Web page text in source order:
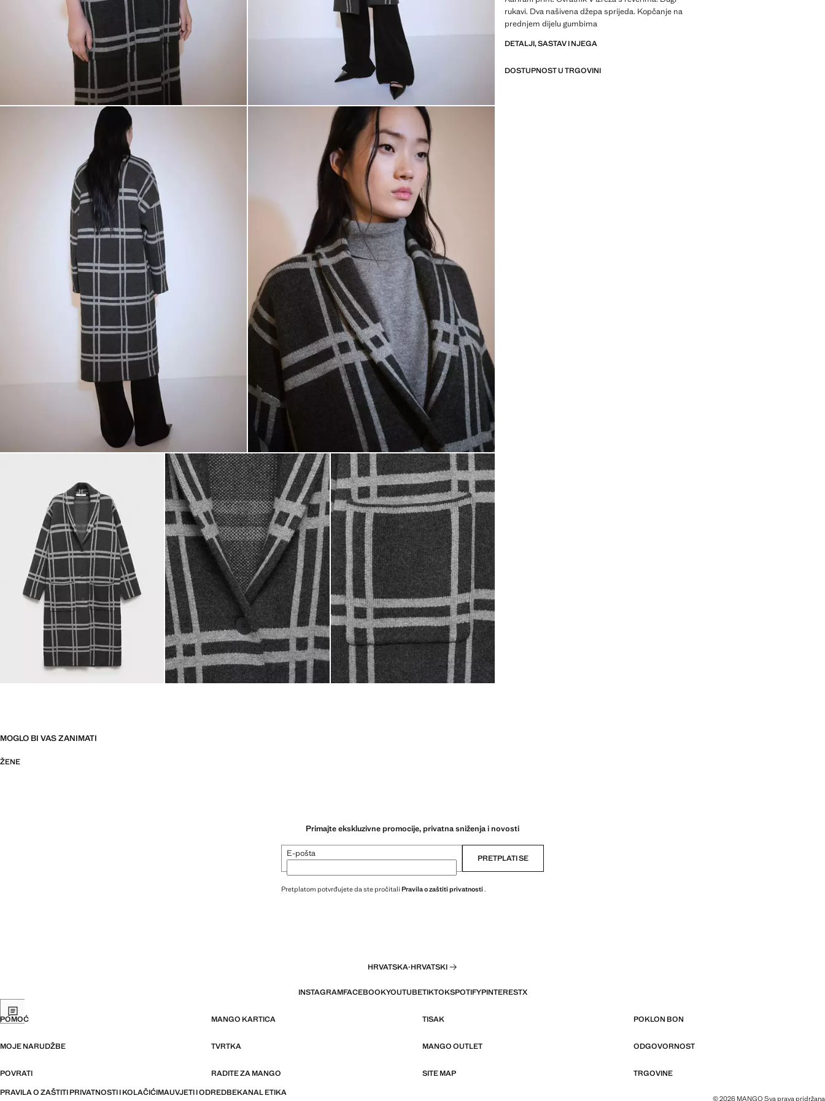
rukavi. Dva našivena džepa sprijeda. Kopčanje na
prednjem dijelu gumbima
DETALJI, SASTAV I NJEGA
DOSTUPNOST U TRGOVINI
MOGLO BI VAS ZANIMATI
ŽENE
Primajte ekskluzivne promocije, privatna sniženja i novosti
E-pošta PRETPLATI SE
Pretplatom potvrđujete da ste pročitali Pravila o zaštiti privatnosti .
HRVATSKA·HRVATSKI
INSTAGRAMFACEBOOKYOUTUBETIKTOKSPOTIFYPINTERESTX
POMOĆ MANGO KARTICA TISAK POKLON BON
MOJE NARUDŽBE TVRTKA MANGO OUTLET ODGOVORNOST
POVRATI RADITE ZA MANGO SITE MAP
TRGOVINE
PRAVILA O ZAŠTITI PRIVATNOSTI I KOLAČIĆIMAUVJETI I ODREDBEKANAL ETIKA
© 2026 MANGO Sva prava pridržana